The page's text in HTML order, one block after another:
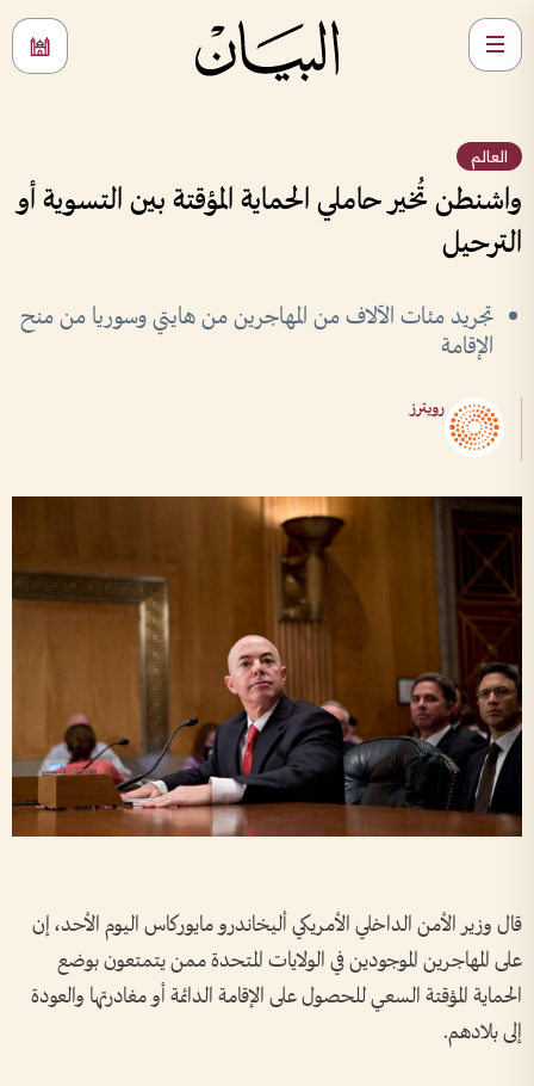
العالم
واشنطن تُخير حاملي الحماية المؤقتة بين التسوية أو
الترحيل
تجريد مئات الآلاف من المهاجرين من هايتي وسوريا من منح
الإقامة
رويترز
قال وزير الأمن الداخلي الأمريكي أليخاندرو مايوركاس اليوم الأحد، إن
على المهاجرين الموجودين في الولايات المتحدة ممن يتمتعون بوضع
الحماية المؤقتة السعي للحصول على الإقامة الدائمة أو مغادرتها والعودة
إلى بلادهم.